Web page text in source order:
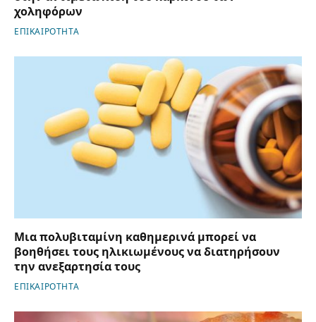
χοληφόρων
ΕΠΙΚΑΙΡΟΤΗΤΑ
Μια πολυβιταμίνη καθημερινά μπορεί να
βοηθήσει τους ηλικιωμένους να διατηρήσουν
την ανεξαρτησία τους
ΕΠΙΚΑΙΡΟΤΗΤΑ